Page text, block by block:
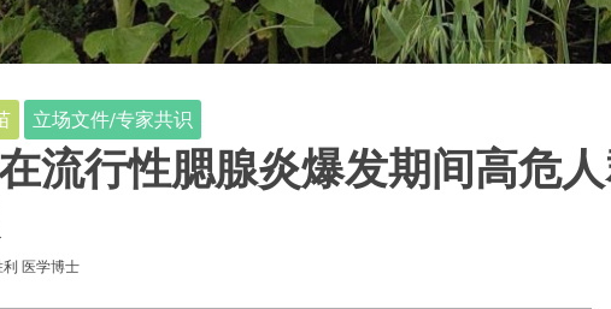
立场文件/专家共识
流行性腮腺炎爆发期间高危
利 医学博士